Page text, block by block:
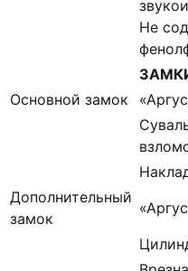
Не
Основной замок
Дополнительный
замок